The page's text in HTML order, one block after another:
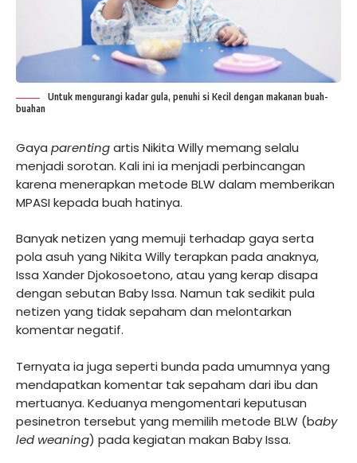
Untuk mengurangi kadar gula, penuhi si Kecil dengan makanan buah-
buahan
Gaya parentingartis Nikita Willy memang selalu
menjadi sorotan. Kali ini ia menjadi perbincangan
karena menerapkan metode BLW dalam memberikan
MPASI kepada buah hatinya.
Banyak netizen yang memuji terhadap gaya serta
pola asuh yang Nikita Willy terapkan pada anaknya,
Issa Xander Djokosoetono, atau yang kerap disapa
dengan sebutan Baby Issa. Namun tak sedikit pula
netizen yang tidak sepaham dan melontarkan
komentar negatif.
Ternyata ia juga seperti bunda pada umumnya yang
mendapatkan komentar tak sepaham dari ibu dan
mertuanya. Keduanya mengomentari keputusan
pesinetron tersebut yang memilih metode BLW (baby
led weaning) pada kegiatan makan Baby Issa.